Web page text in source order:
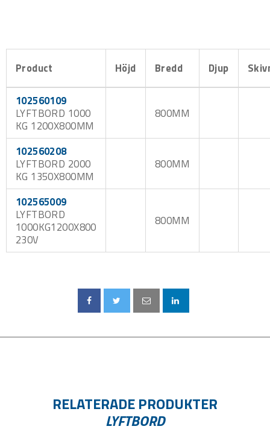
Product Höjd Bredd Djup
102560109
LYFTBORD 1000
KG 1200X800MM
800MM
102560208
LYFTBORD 2000
KG 1350X800MM
800MM
102565009
LYFTBORD
1000KG1200X800
230V
800MM
RELATERADE PRODUKTER
LYFTBORD